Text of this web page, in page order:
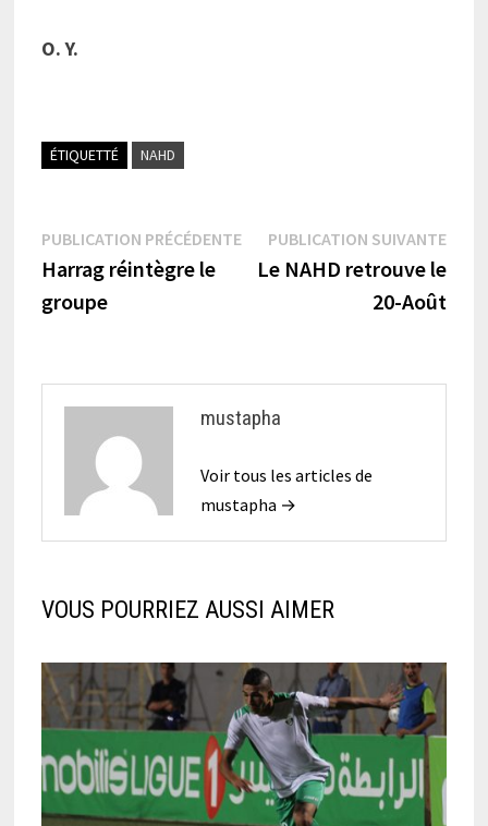
O. Y.
ÉTIQUETTÉ NAHD
Navigation
de
l’article
PUBLICATION PRÉCÉDENTEPublication
précédente :
Harrag réintègre le
groupe
PUBLICATION SUIVANTE
Le NAHD retrouve le
20-Août
mustapha
Voir tous les articles de
mustapha →
VOUS POURRIEZ AUSSI AIMER